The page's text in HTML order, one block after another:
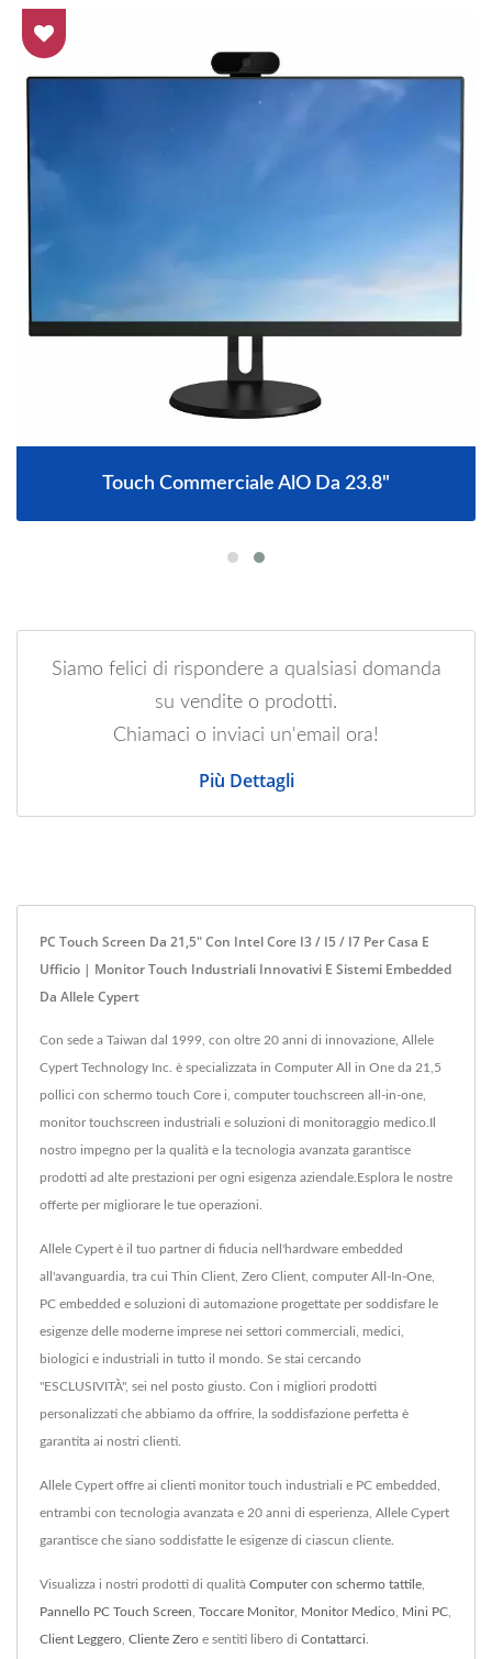
Touch Commerciale AlO Da 23.8"
Siamo felici di rispondere a qualsiasi domanda
su vendite o prodotti.
Chiamaci o inviaci un'email ora!
Più Dettagli
PC Touch Screen Da 21,5" Con Intel Core I3 / I5 / I7 Per Casa E
Ufficio | Monitor Touch Industriali Innovativi E Sistemi Embedded
Da Allele Cypert
Con sede a Taiwan dal 1999, con oltre 20 anni di innovazione, Allele
Cypert Technology Inc. è specializzata in Computer All in One da 21,5
pollici con schermo touch Core i, computer touchscreen all-in-one,
monitor touchscreen industriali e soluzioni di monitoraggio medico.Il
nostro impegno per la qualità e la tecnologia avanzata garantisce
prodotti ad alte prestazioni per ogni esigenza aziendale.Esplora le nostre
offerte per migliorare le tue operazioni.
Allele Cypert è il tuo partner di fiducia nell'hardware embedded
all'avanguardia, tra cui Thin Client, Zero Client, computer All-In-One,
PC embedded e soluzioni di automazione progettate per soddisfare le
esigenze delle moderne imprese nei settori commerciali, medici,
biologici e industriali in tutto il mondo. Se stai cercando
"ESCLUSIVITÀ", sei nel posto giusto. Con i migliori prodotti
personalizzati che abbiamo da offrire, la soddisfazione perfetta è
garantita ai nostri clienti.
Allele Cypert offre ai clienti monitor touch industriali e PC embedded,
entrambi con tecnologia avanzata e 20 anni di esperienza, Allele Cypert
garantisce che siano soddisfatte le esigenze di ciascun cliente.
Visualizza i nostri prodotti di qualità Computer con schermo tattile
Pannello PC Touch Screen Toccare Monitor, Monitor Medico Mini PC
Client Leggero Cliente Zero e sentiti libero di Contattarci